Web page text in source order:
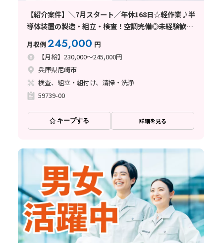
【紹介案件】＼7月スタート／年休168日☆軽作業♪半
導体装置の製造・組立・検査！空調完備◎未経験歓迎
月収例245,000 円
【月給】230,000～245,000円
兵庫県尼崎市
検査、組立・組付け、清掃・洗浄
59739-00
キープする 詳細を見る